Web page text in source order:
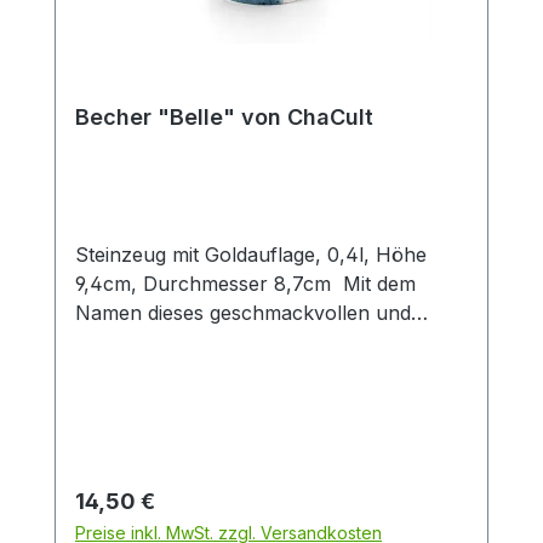
durch dieses nostalgische Stilelement im
SpülmaschinengeeignetMikrowellenfest
Becher "Belle" von ChaCult
Steinzeug mit Goldauflage, 0,4l, Höhe
9,4cm, Durchmesser 8,7cm Mit dem
Namen dieses geschmackvollen und
blautönen ist harmonisch auf dem Becher
arrangiert und erhält einen exklusiven
Regulärer Preis:
14,50 €
Preise inkl. MwSt. zzgl. Versandkosten